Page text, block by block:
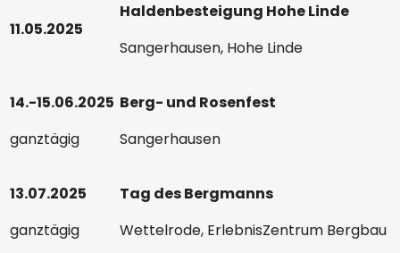
11.05.2025
Haldenbesteigung Hohe Linde
Sangerhausen, Hohe Linde
14.-15.06.2025
ganztägig
Berg- und Rosenfest
Sangerhausen
13.07.2025
ganztägig
Tag des Bergmanns
Wettelrode, ErlebnisZentrum Bergbau